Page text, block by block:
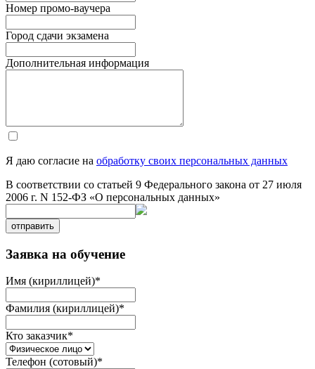
Номер промо-ваучера
Город сдачи экзамена
Дополнительная информация
Я даю согласие на обработку своих персональных данных
В соответствии со статьей 9 Федерального закона от 27 июля
2006 г. N 152-ФЗ «О персональных данных»
отправить
Заявка на обучение
Имя (кириллицей)*
Фамилия (кириллицей)*
Кто заказчик*
Телефон (сотовый)*